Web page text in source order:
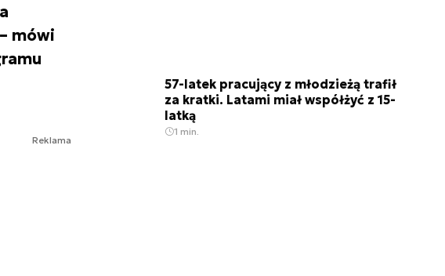
mówi
Reklama
57-latek pracujący z młodzieżą trafił
za kratki. Latami miał współżyć z 15-
latką
1 min.